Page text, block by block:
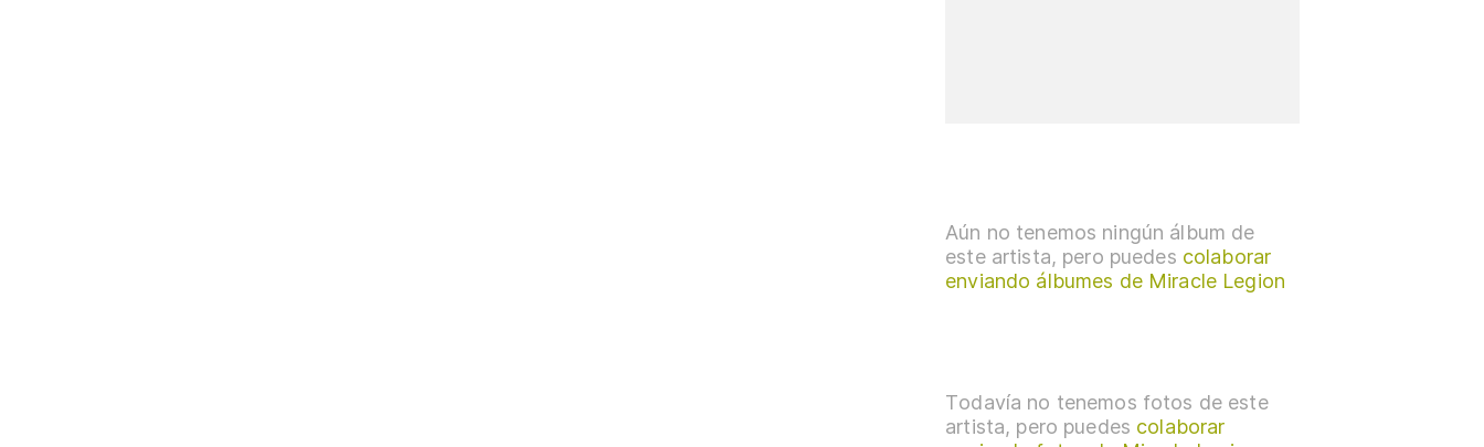
Aún no tenemos ningún álbum de
este artista, pero puedes colaborar
enviando álbumes de Miracle Legion
Todavía no tenemos fotos de este
artista, pero puedes colaborar